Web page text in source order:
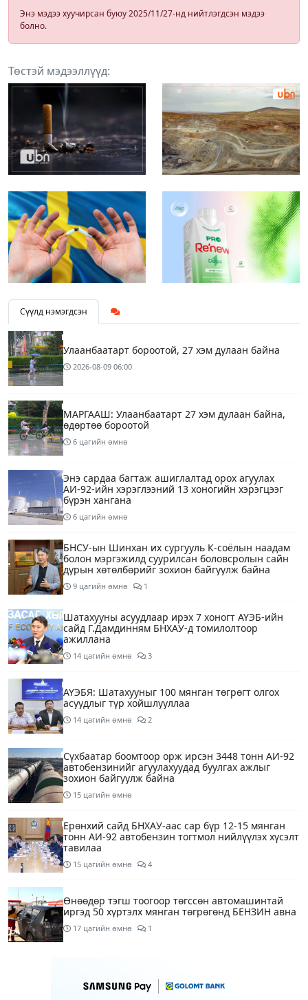
Энэ мэдээ хуучирсан буюу 2025/11/27-нд нийтлэгдсэн мэдээ
болно.
Төстэй мэдээллүүд:
Сүүлд нэмэгдсэн
Улаанбаатарт бороотой, 27 хэм дулаан байна
2026-08-09 06:00
МАРГААШ: Улаанбаатарт 27 хэм дулаан байна,
өдөртөө бороотой
6 цагийн өмнө
Энэ сардаа багтаж ашиглалтад орох агуулах
АИ-92-ийн хэрэглээний 13 хоногийн хэрэгцээг
бүрэн хангана
6 цагийн өмнө
БНСУ-ын Шинхан их сургууль К-соёлын наадам
болон мэргэжилд суурилсан боловсролын сайн
дурын хөтөлбөрийг зохион байгуулж байна
9 цагийн өмнө 1
Шатахууны асуудлаар ирэх 7 хоногт АҮЭБ-ийн
сайд Г.Дамдинням БНХАУ-д томилолтоор
ажиллана
14 цагийн өмнө 3
АҮЭБЯ: Шатахууныг 100 мянган төгрөгт олгох
асуудлыг түр хойшлууллаа
14 цагийн өмнө 2
Сүхбаатар боомтоор орж ирсэн 3448 тонн АИ-92
автобензинийг агуулахуудад буулгах ажлыг
зохион байгуулж байна
15 цагийн өмнө
Ерөнхий сайд БНХАУ-аас сар бүр 12-15 мянган
тонн АИ-92 автобензин тогтмол нийлүүлэх хүсэлт
тавилаа
15 цагийн өмнө 4
Өнөөдөр тэгш тоогоор төгссөн автомашинтай
иргэд 50 хүртэлх мянган төгрөгөнд БЕНЗИН авна
17 цагийн өмнө 1
Өнөөдөр” Аавуудын баяр”-ын өдөр
18 цагийн өмнө